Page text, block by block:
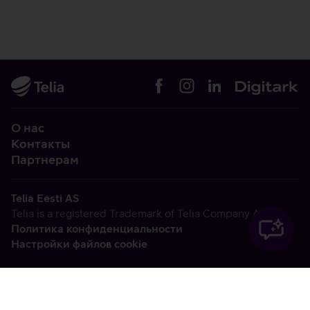
О нас
Контакты
Партнерам
Telia Eesti AS
Telia is a registered Trademark of Telia Company AB
Политика конфиденциальности
Настройки файлов cookie